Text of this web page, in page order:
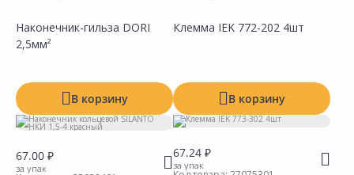
Наконечник-гильза DORI
2,5мм²
В корзину
Клемма IEK 772-202 4шт
В корзину
67.00 ₽
за упак
67.24 ₽
за упак